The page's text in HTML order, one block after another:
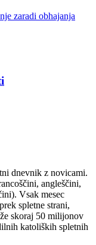
zaradi obhajanja
dnevnik z novicami.
angleščini,
Vsak mesec
spletne strani,
skoraj 50 milijonov
katoliških spletnih